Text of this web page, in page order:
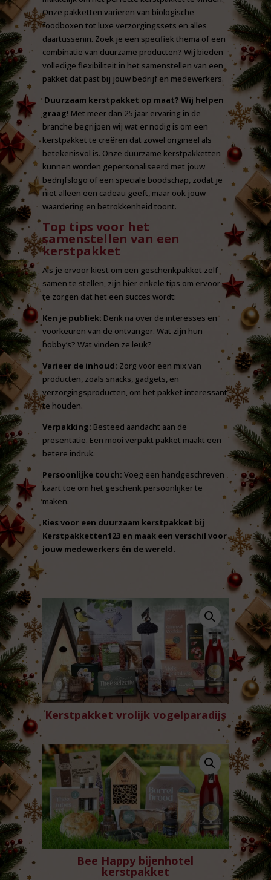
Onze pakketten variëren van biologische
foodboxen tot luxe verzorgingssets en alles
daartussenin. Zoek je een specifiek thema of een
combinatie van duurzame producten? Wij bieden
volledige flexibiliteit in het samenstellen van een
pakket dat past bij jouw bedrijf en medewerkers.
Duurzaam kerstpakket op maat? Wij helpen
graag! Met meer dan 25 jaar ervaring in de
branche begrijpen wij wat er nodig is om een
kerstpakket te creëren dat zowel origineel als
betekenisvol is. Onze duurzame kerstpakketten
kunnen worden gepersonaliseerd met jouw
bedrijfslogo of een speciale boodschap, zodat je
niet alleen een cadeau geeft, maar ook jouw
waardering en betrokkenheid toont.
Top tips voor het
samenstellen van een
kerstpakket
Als je ervoor kiest om een geschenkpakket zelf
samen te stellen, zijn hier enkele tips om ervoor
te zorgen dat het een succes wordt:
Ken je publiek: Denk na over de interesses en
voorkeuren van de ontvanger. Wat zijn hun
hobby’s? Wat vinden ze leuk?
Varieer de inhoud: Zorg voor een mix van
producten, zoals snacks, gadgets, en
verzorgingsproducten, om het pakket interessant
te houden.
Verpakking: Besteed aandacht aan de
presentatie. Een mooi verpakt pakket maakt een
betere indruk.
Persoonlijke touch: Voeg een handgeschreven
kaart toe om het geschenk persoonlijker te
maken.
Kies voor een duurzaam kerstpakket bij
Kerstpakketten123 en maak een verschil voor
jouw medewerkers én de wereld.
Kerstpakket vrolijk vogelparadijs
Bee Happy bijenhotel
kerstpakket